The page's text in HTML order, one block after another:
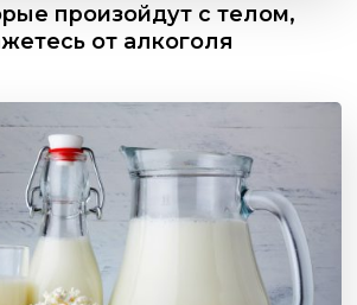
произойдут с телом,
от алкоголя